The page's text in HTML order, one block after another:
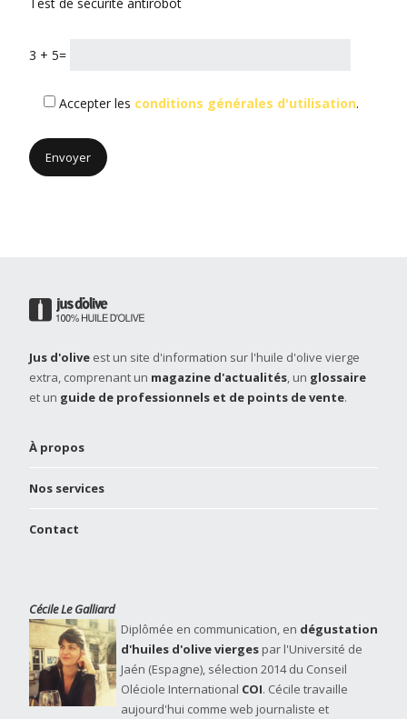
3 + 5=
Accepter les conditions générales d'utilisation.
Jus d'olive est un site d'information sur l'huile d'olive vierge
extra, comprenant un magazine d'actualités , un glossaire
et un guide de professionnels et de points de vente.
À propos
Nos services
Contact
Cécile Le Galliard
Diplômée en communication, en dégustation
d'huiles d'olive vierges par l'Université de
Jaén (Espagne), sélection 2014 du Conseil
Oléciole International COI. Cécile travaille
aujourd'hui comme web journaliste et